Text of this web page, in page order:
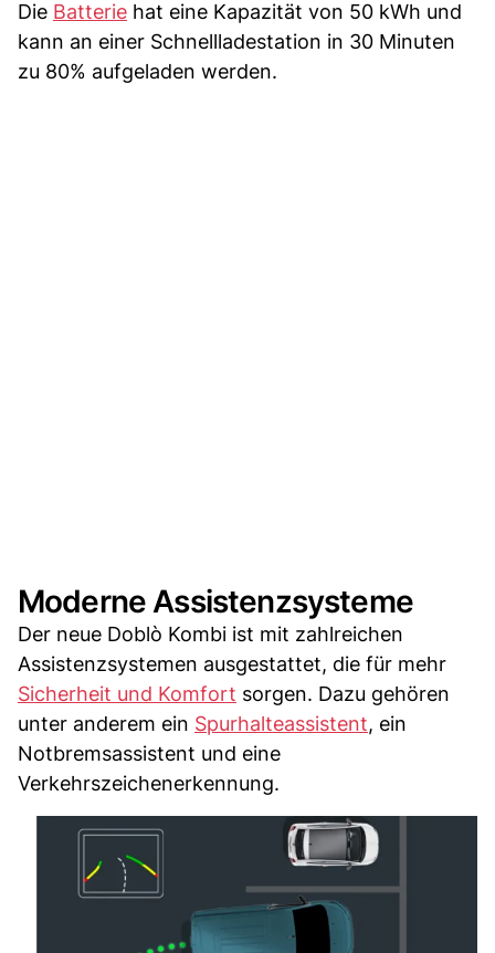
Die Batterie hat eine Kapazität von 50 kWh und
kann an einer Schnellladestation in 30 Minuten
zu 80% aufgeladen werden.
Moderne Assistenzsysteme
Der neue Doblò Kombi ist mit zahlreichen
Assistenzsystemen ausgestattet, die für mehr
Sicherheit und Komfort sorgen. Dazu gehören
unter anderem ein Spurhalteassistent, ein
Notbremsassistent und eine
Verkehrszeichenerkennung.